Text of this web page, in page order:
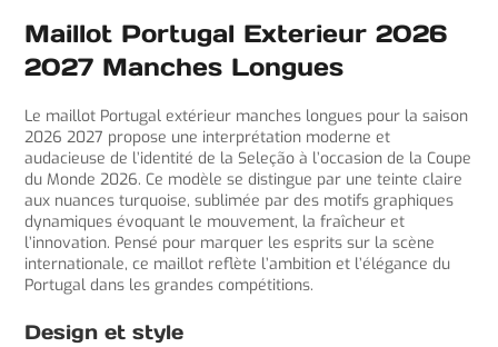
Maillot Portugal Exterieur 2026
2027 Manches Longues
Le maillot Portugal extérieur manches longues pour la saison
2026 2027 propose une interprétation moderne et
audacieuse de l’identité de la Seleção à l’occasion de la Coupe
du Monde 2026. Ce modèle se distingue par une teinte claire
aux nuances turquoise, sublimée par des motifs graphiques
dynamiques évoquant le mouvement, la fraîcheur et
l’innovation. Pensé pour marquer les esprits sur la scène
internationale, ce maillot reflète l’ambition et l’élégance du
Portugal dans les grandes compétitions.
Design et style